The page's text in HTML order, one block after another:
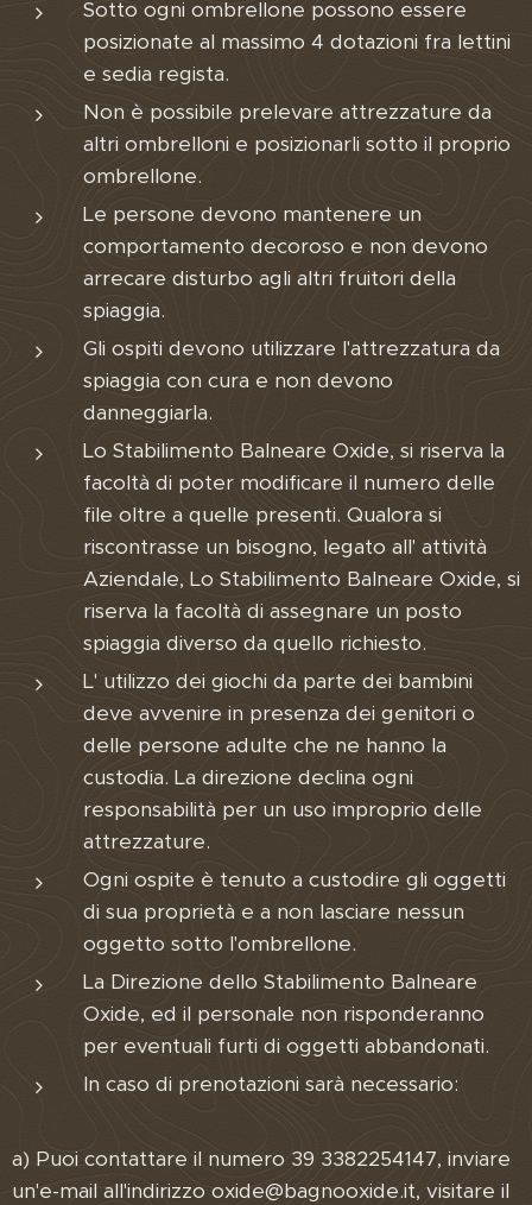
Sotto ogni ombrellone possono essere
posizionate al massimo 4 dotazioni fra lettini
e sedia regista.
Non è possibile prelevare attrezzature da
altri ombrelloni e posizionarli sotto il proprio
ombrellone.
Le persone devono mantenere un
comportamento decoroso e non devono
arrecare disturbo agli altri fruitori della
spiaggia.
Gli ospiti devono utilizzare l'attrezzatura da
spiaggia con cura e non devono
danneggiarla.
Lo Stabilimento Balneare Oxide, si riserva la
facoltà di poter modificare il numero delle
file oltre a quelle presenti. Qualora si
riscontrasse un bisogno, legato all' attività
Aziendale, Lo Stabilimento Balneare Oxide, si
riserva la facoltà di assegnare un posto
spiaggia diverso da quello richiesto.
L' utilizzo dei giochi da parte dei bambini
deve avvenire in presenza dei genitori o
delle persone adulte che ne hanno la
custodia. La direzione declina ogni
responsabilità per un uso improprio delle
attrezzature.
Ogni ospite è tenuto a custodire gli oggetti
di sua proprietà e a non lasciare nessun
oggetto sotto l'ombrellone.
La Direzione dello Stabilimento Balneare
Oxide, ed il personale non risponderanno
per eventuali furti di oggetti abbandonati.
In caso di prenotazioni sarà necessario:
a) Puoi contattare il numero 39 3382254147, inviare
un'e-mail all'indirizzo oxide@bagnooxide.it, visitare il